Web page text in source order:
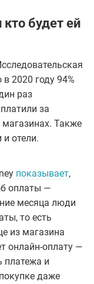
будет ей
в 2020 году 94%
раз
за
Также
отели.
показывает,
оплаты —
месяца люди
то есть
из магазина
онлайн-оплату —
платежа и
даже